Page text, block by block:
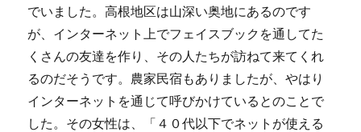
でいました。高根地区は山深い奥地にあるのです
が、インターネット上でフェイスブックを通してた
くさんの友達を作り、その人たちが訪ねて来てくれ
るのだそうです。農家民宿もありましたが、やはり
インターネットを通じて呼びかけているとのことで
した。その女性は、「４０代以下でネットが使える